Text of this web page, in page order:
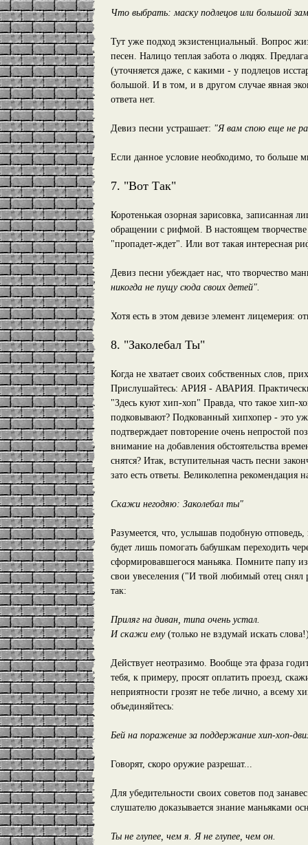
Что выбрать: маску подлецов или большой
Тут уже подход экзистенциальный. Вопрос
песен. Налицо теплая забота о людях.
(уточняется даже, с какими - у подлецов
большой. И в том, и в другом случае явная
ответа нет.
Девиз песни устрашает: "Я вам спою еще не
Если данное условие необходимо, то
7. "Вот Так"
Коротенькая озорная зарисовка, записанная
обращении с рифмой. В настоящем
"пропадет-ждет". Или вот такая интересная
Девиз песни убеждает нас, что творчество
никогда не пущу сюда своих детей".
Хотя есть в этом девизе элемент лицемерия:
8. "Заколебал Ты"
Когда не хватает своих собственных слов,
Прислушайтесь: АРИЯ - АВАРИЯ.
"Здесь куют хип-хоп" Правда, что такое хип-
подковывают? Подкованный хипхопер - это
подтверждает повторение очень непростой
внимание на добавления обстоятельства
снятся? Итак, вступительная часть песни
зато есть ответы. Великолепна рекомендация
Скажи негодяю: Заколебал ты"
Разумеется, что, услышав подобную отповедь,
будет лишь помогать бабушкам переходить
сформировавшегося маньяка. Помните папу
свои увеселения ("И твой любимый отец
так:
Приляг на диван, типа очень устал.
И скажи ему (только не вздумай искать
Действует неотразимо. Вообще эта фраза
тебя, к примеру, просят оплатить проезд,
неприятности грозят не тебе лично, а всему
объединяйтесь:
Бей на поражение за поддержание хип-хоп-
Говорят, скоро оружие разрешат...
Для убедительности своих советов под
слушателю доказывается знание маньяками
Ты не глупее, чем я. Я не глупее, чем он.